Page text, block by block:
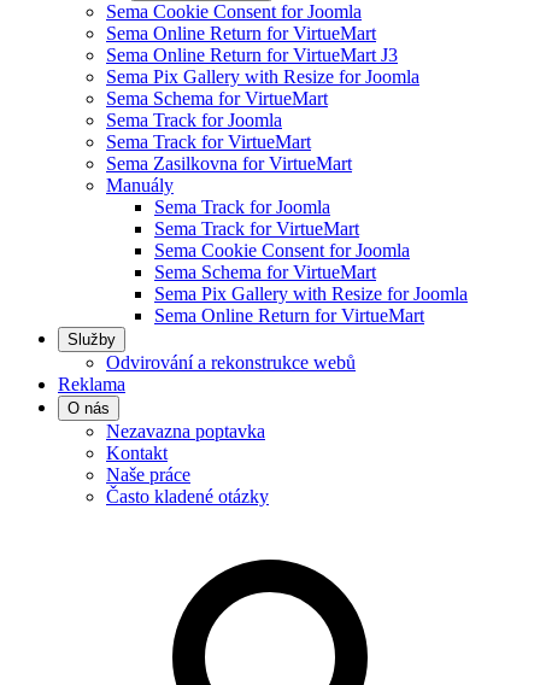
Sema Cookie Consent for Joomla
Sema Online Return for VirtueMart
Sema Online Return for VirtueMart J3
Sema Pix Gallery with Resize for Joomla
Sema Schema for VirtueMart
Sema Track for Joomla
Sema Track for VirtueMart
Sema Zasilkovna for VirtueMart
Manuály
Sema Track for Joomla
Sema Track for VirtueMart
Sema Cookie Consent for Joomla
Sema Schema for VirtueMart
Sema Pix Gallery with Resize for Joomla
Sema Online Return for VirtueMart
Služby
Odvirování a rekonstrukce webů
Reklama
O nás
Nezavazna poptavka
Kontakt
Naše práce
Často kladené otázky